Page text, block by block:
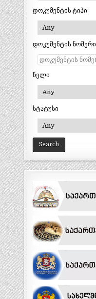
დოკუმენტის ტიპი
დოკუმენტის ნომერი
წელი
სტატუსი